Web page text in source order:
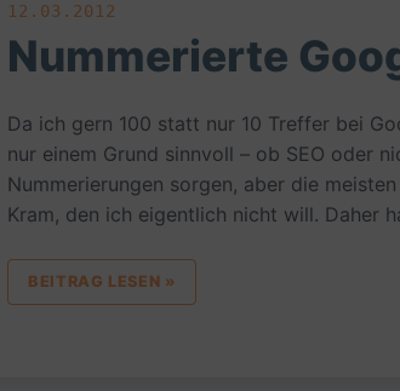
12.03.2012
Nummerierte
Da ich gern 100 statt nur 10 Treffer bei
nur einem Grund sinnvoll – ob SEO oder
Nummerierungen sorgen, aber die
Kram, den ich eigentlich nicht will. Daher
BEITRAG LESEN »